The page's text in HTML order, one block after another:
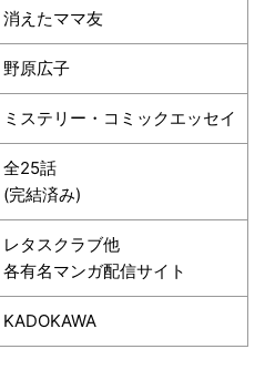
消えたママ友
野原広子
ミステリー・コミックエッセイ
全25話
(完結済み)
レタスクラブ他
各有名マンガ配信サイト
KADOKAWA